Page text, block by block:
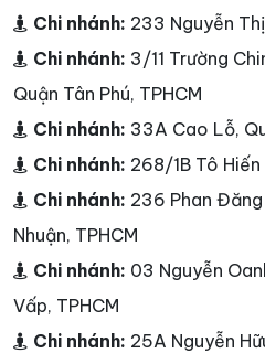
Chi nhánh: 233 Nguyễn
Chi nhánh: 3/11 Trường
Quận Tân Phú, TPHCM
Chi nhánh: 33A Cao Lỗ,
Chi nhánh: 268/1B Tô Hiến
Chi nhánh: 236 Phan Đăng
Nhuận, TPHCM
Chi nhánh: 03 Nguyễn
Vấp, TPHCM
Chi nhánh: 25A Nguyễn